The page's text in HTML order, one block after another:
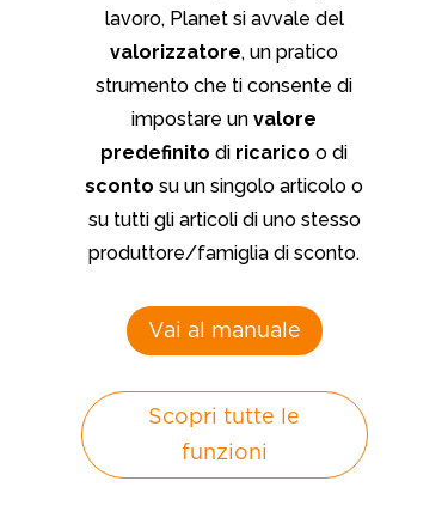
lavoro, Planet si avvale del
valorizzatore, un pratico
strumento che ti consente di
impostare un valore
predefinito di ricarico o di
sconto su un singolo articolo o
su tutti gli articoli di uno stesso
produttore/famiglia di sconto.
Vai al manuale
Scopri tutte le
funzioni